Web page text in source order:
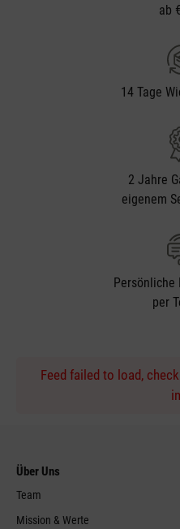
ab
14 Tage
2 Jahre
eigenem
Persönliche
per
Feed failed to load,
Über Uns
Team
Mission & Werte